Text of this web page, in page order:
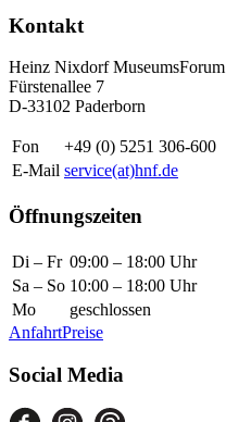
Kontakt
Heinz Nixdorf MuseumsForum
Fürstenallee 7
D-33102 Paderborn
Fon
+49 (0) 5251 306-600
E-Mail service(at)hnf.de
Öffnungszeiten
Di – Fr 09:00 – 18:00 Uhr
Sa – So 10:00 – 18:00 Uhr
Mo
geschlossen
AnfahrtPreise
Social Media